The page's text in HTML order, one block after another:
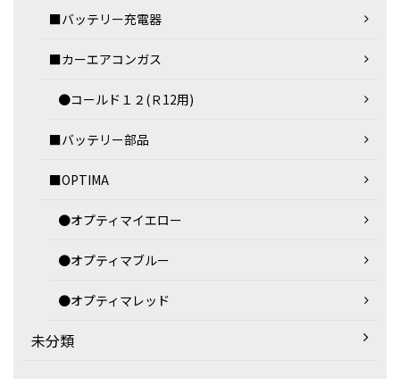
■バッテリー充電器
■カーエアコンガス
●コールド１２(Ｒ12用)
■バッテリー部品
■OPTIMA
●オプティマイエロー
●オプティマブルー
●オプティマレッド
未分類